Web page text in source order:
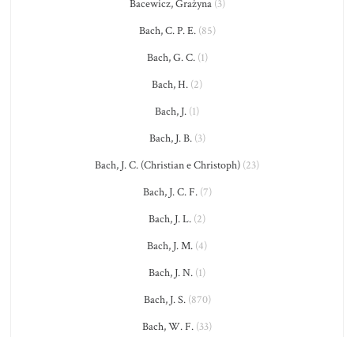
Bacewicz, Grażyna(3)
Bach, C. P. E.(85)
Bach, G. C.(1)
Bach, H. (2)
Bach, J. (1)
Bach, J. B.(3)
Bach, J. C. (Christian e Christoph) (23)
Bach, J. C. F.(7)
Bach, J. L. (2)
Bach, J. M. (4)
Bach, J. N. (1)
Bach, J. S.(870)
Bach, W. F. (33)